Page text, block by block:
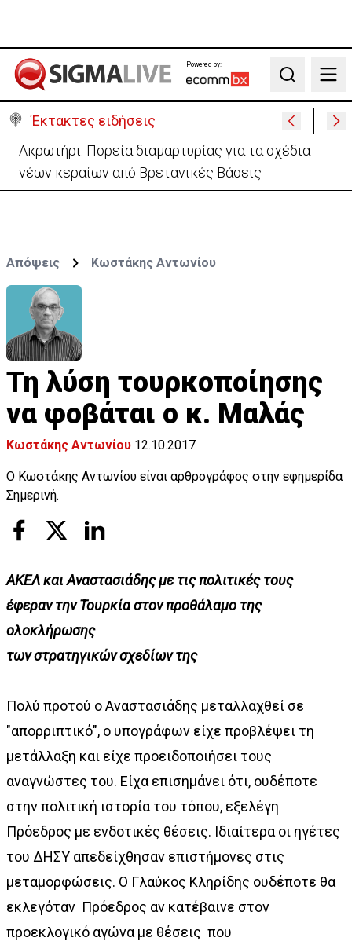
Powered by:
Search
Έκτακτες ειδήσεις
Ακρωτήρι: Πορεία διαμαρτυρίας για τα σχέδια
νέων κεραίων από Βρετανικές Βάσεις
Απόψεις Κωστάκης Αντωνίου
Τη λύση τουρκοποίησης
να φοβάται ο κ. Μαλάς
Κωστάκης Αντωνίου 12.10.2017
O Kωστάκης Αντωνίου είναι αρθρογράφος στην εφημερίδα
Σημερινή.
ΑΚΕΛ και Αναστασιάδης με τις πολιτικές τους
έφεραν την Τουρκία στον προθάλαμο της
ολοκλήρωσης
των στρατηγικών σχεδίων της
Πολύ προτού ο Αναστασιάδης μεταλλαχθεί σε
"απορριπτικό", ο υπογράφων είχε προβλέψει τη
μετάλλαξη και είχε προειδοποιήσει τους
αναγνώστες του. Είχα επισημάνει ότι, ουδέποτε
στην πολιτική ιστορία του τόπου, εξελέγη
Πρόεδρος με ενδοτικές θέσεις. Ιδιαίτερα οι ηγέτες
του ΔΗΣΥ απεδείχθησαν επιστήμονες στις
μεταμορφώσεις. Ο Γλαύκος Κληρίδης ουδέποτε θα
εκλεγόταν Πρόεδρος αν κατέβαινε στον
προεκλογικό αγώνα με θέσεις που